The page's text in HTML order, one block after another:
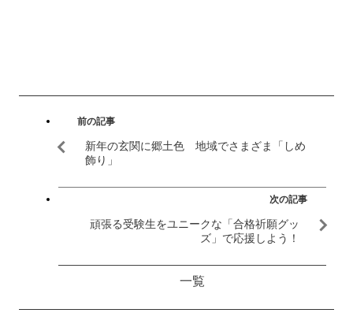
前の記事
新年の玄関に郷土色 地域でさまざま「しめ
飾り」
一覧
次の記事
頑張る受験生をユニークな「合格祈願グッ
ズ」で応援しよう！